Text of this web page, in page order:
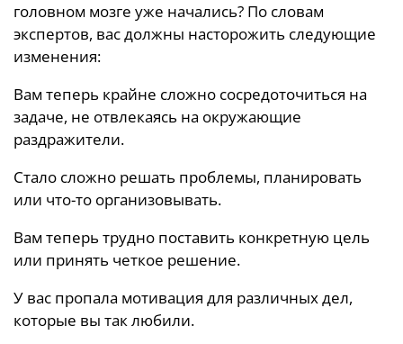
головном мозге уже начались? По словам
экспертов, вас должны насторожить следующие
изменения:
Вам теперь крайне сложно сосредоточиться на
задаче, не отвлекаясь на окружающие
раздражители.
Стало сложно решать проблемы, планировать
или что-то организовывать.
Вам теперь трудно поставить конкретную цель
или принять четкое решение.
У вас пропала мотивация для различных дел,
которые вы так любили.